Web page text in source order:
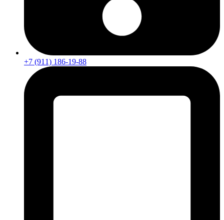
+7 (911) 186-19-88